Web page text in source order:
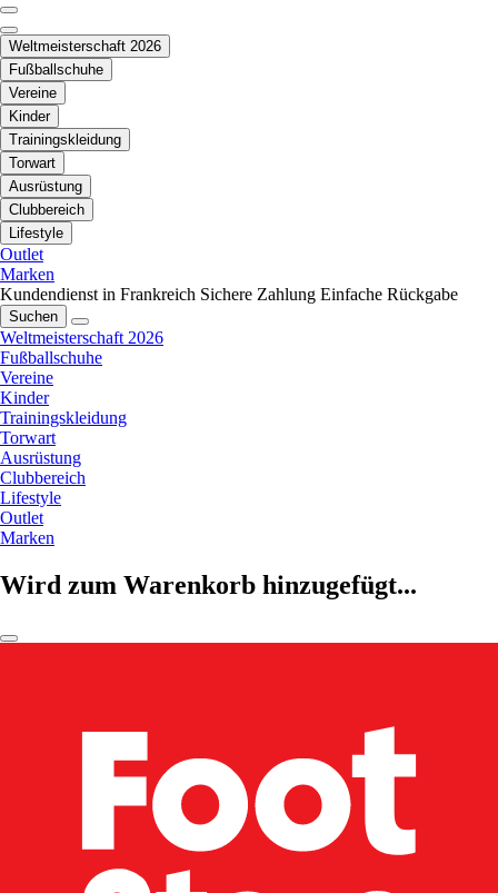
Weltmeisterschaft 2026
Fußballschuhe
Vereine
Kinder
Trainingskleidung
Torwart
Ausrüstung
Clubbereich
Lifestyle
Outlet
Marken
Kundendienst in Frankreich Sichere Zahlung Einfache Rückgabe
Suchen
Weltmeisterschaft 2026
Fußballschuhe
Vereine
Kinder
Trainingskleidung
Torwart
Ausrüstung
Clubbereich
Lifestyle
Outlet
Marken
Wird zum Warenkorb hinzugefügt...